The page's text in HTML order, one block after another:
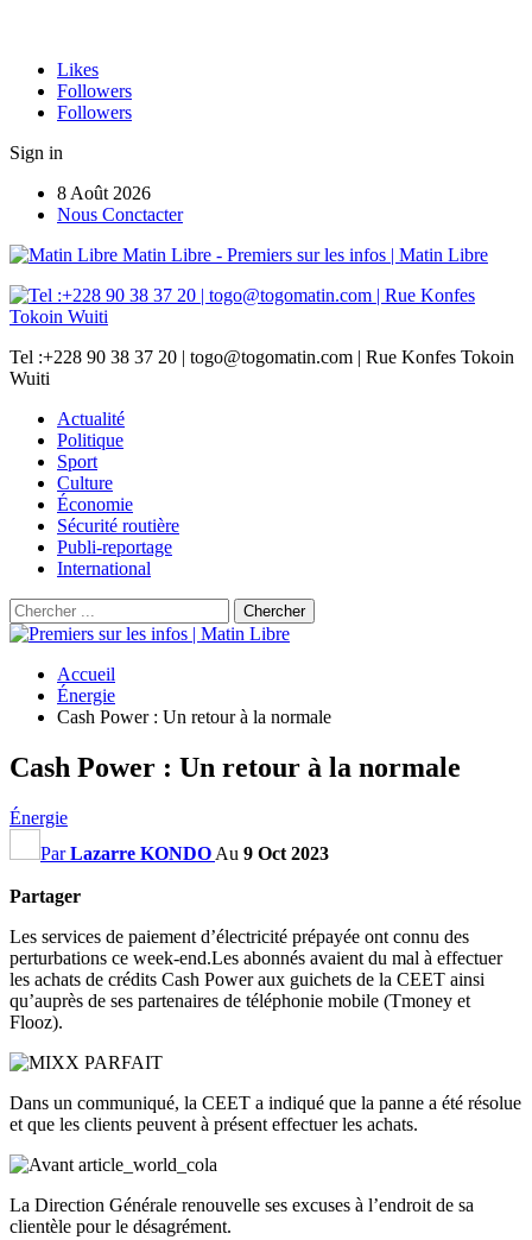
Likes
Followers
Followers
Sign in
8 Août 2026
Nous Conctacter
Matin Libre - Premiers sur les infos | Matin Libre
Tel :+228 90 38 37 20 | togo@togomatin.com | Rue Konfes Tokoin
Wuiti
Actualité
Politique
Sport
Culture
Économie
Sécurité routière
Publi-reportage
International
Accueil
Énergie
Cash Power : Un retour à la normale
Cash Power : Un retour à la normale
Énergie
ParLazarre KONDO Au 9 Oct 2023
Partager
Les services de paiement d’électricité prépayée ont connu des
perturbations ce week-end.Les abonnés avaient du mal à effectuer
les achats de crédits Cash Poweraux guichets de la CEET ainsi
qu’auprès de ses partenaires de téléphonie mobile (Tmoney et
Flooz).
Dans un communiqué, la CEET a indiqué que la panne a été résolue
et que les clients peuvent à présent effectuer les achats.
La Direction Générale renouvelle ses excuses à l’endroit de sa
clientèle pour le désagrément.